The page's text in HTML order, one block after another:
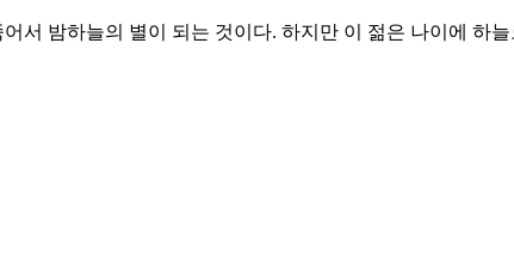
서 밤하늘의 별이 되는 것이다. 하지만 이 젊은 나이에 하